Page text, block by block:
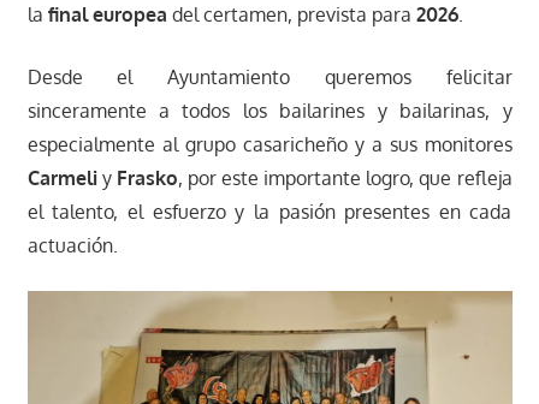
la final europea del certamen, prevista para 2026.
Desde el Ayuntamiento queremos felicitar
sinceramente a todos los bailarines y bailarinas, y
especialmente al grupo casaricheño y a sus monitores
Carmeliy Frasko, por este importante logro, que refleja
el talento, el esfuerzo y la pasión presentes en cada
actuación.